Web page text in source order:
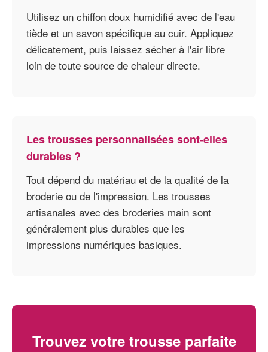
Utilisez un chiffon doux humidifié avec de l'eau
tiède et un savon spécifique au cuir. Appliquez
délicatement, puis laissez sécher à l'air libre
loin de toute source de chaleur directe.
Les trousses personnalisées sont-elles
durables ?
Tout dépend du matériau et de la qualité de la
broderie ou de l'impression. Les trousses
artisanales avec des broderies main sont
généralement plus durables que les
impressions numériques basiques.
Trouvez votre trousse parfaite